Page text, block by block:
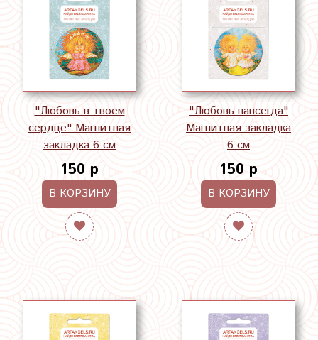
"Любовь в твоем
сердце" Магнитная
закладка 6 см
150 р
В КОРЗИНУ
"Любовь навсегда"
Магнитная закладка
6 см
150 р
В КОРЗИНУ